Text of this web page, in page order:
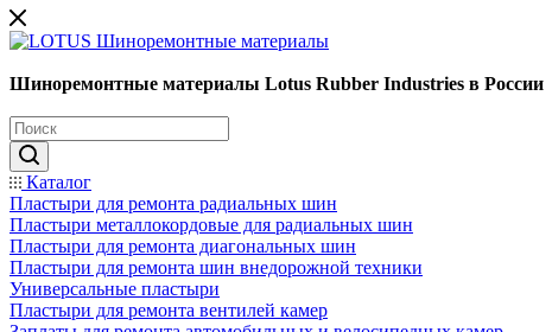
Шиноремонтные материалы Lotus Rubber Industries в России
Каталог
Пластыри для ремонта радиальных шин
Пластыри металлокордовые для радиальных шин
Пластыри для ремонта диагональных шин
Пластыри для ремонта шин внедорожной техники
Универсальные пластыри
Пластыри для ремонта вентилей камер